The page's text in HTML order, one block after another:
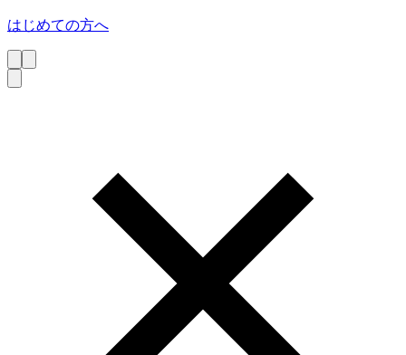
はじめての方へ